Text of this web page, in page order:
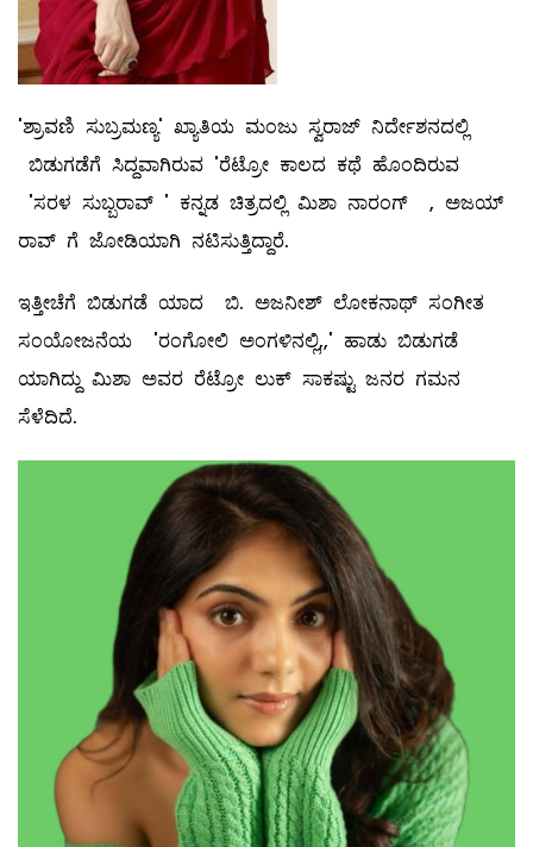
'ಶ್ರಾವಣಿ ಸುಬ್ರಮಣ್ಯ' ಖ್ಯಾತಿಯ ಮಂಜು ಸ್ವರಾಜ್ ನಿರ್ದೇಶನದಲ್ಲಿ
ಬಿಡುಗಡೆಗೆ ಸಿದ್ದವಾಗಿರುವ 'ರೆಟ್ರೋ ಕಾಲದ ಕಥೆ ಹೊಂದಿರುವ
'ಸರಳ ಸುಬ್ಬರಾವ್ ' ಕನ್ನಡ ಚಿತ್ರದಲ್ಲಿ ಮಿಶಾ ನಾರಂಗ್ , ಅಜಯ್
ರಾವ್ ಗೆ ಜೋಡಿಯಾಗಿ ನಟಿಸುತ್ತಿದ್ದಾರೆ.
ಇತ್ತೀಚೆಗೆ ಬಿಡುಗಡೆ ಯಾದ ಬಿ. ಅಜನೀಶ್ ಲೋಕನಾಥ್ ಸಂಗೀತ
ಸಂಯೋಜನೆಯ 'ರಂಗೋಲಿ ಅಂಗಳಿನಲ್ಲಿ,,' ಹಾಡು ಬಿಡುಗಡೆ
ಯಾಗಿದ್ದು ಮಿಶಾ ಅವರ ರೆಟ್ರೋ ಲುಕ್ ಸಾಕಷ್ಟು ಜನರ ಗಮನ
ಸೆಳೆದಿದೆ.